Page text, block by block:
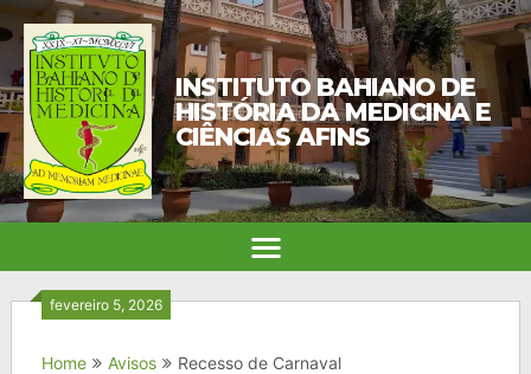
INSTITUTO BAHIANO DE
HISTÓRIA DA MEDICINA E
CIÊNCIAS AFINS
fevereiro 5, 2026
Home Avisos Recesso de Carnaval